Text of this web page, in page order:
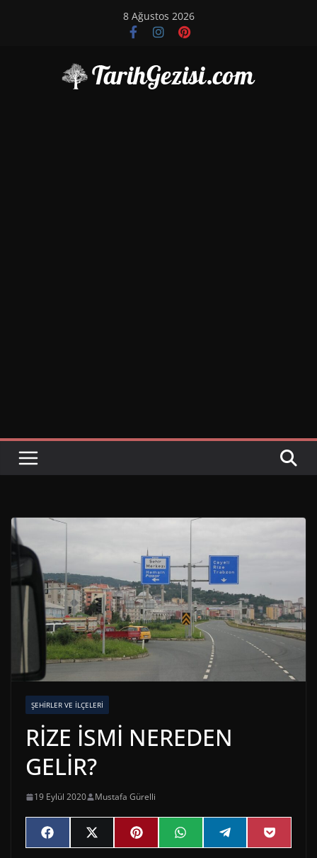
8 Ağustos 2026
ŞEHIRLER VE İLÇELERI
RİZE İSMİ NEREDEN
GELİR?
19 Eylül 2020 Mustafa Gürelli
Share
on
F
a
Share
on
X
(
Share
on
P
i
Share
on
W
h
Share
on
e
Share
on
P
o